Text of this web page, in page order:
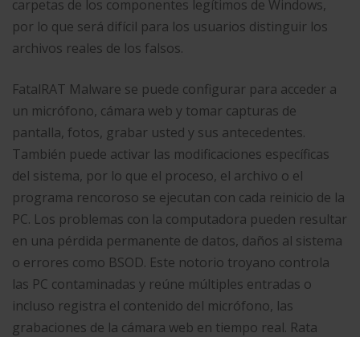
carpetas de los componentes legítimos de Windows,
por lo que será difícil para los usuarios distinguir los
archivos reales de los falsos.
FatalRAT Malware se puede configurar para acceder a
un micrófono, cámara web y tomar capturas de
pantalla, fotos, grabar usted y sus antecedentes.
También puede activar las modificaciones específicas
del sistema, por lo que el proceso, el archivo o el
programa rencoroso se ejecutan con cada reinicio de la
PC. Los problemas con la computadora pueden resultar
en una pérdida permanente de datos, daños al sistema
o errores como BSOD. Este notorio troyano controla
las PC contaminadas y reúne múltiples entradas o
incluso registra el contenido del micrófono, las
grabaciones de la cámara web en tiempo real. Rata